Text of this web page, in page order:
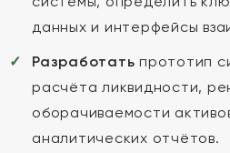
данных и интерфейсы
Разработать прототип
расчёта ликвидности,
оборачиваемости
аналитических отчётов.